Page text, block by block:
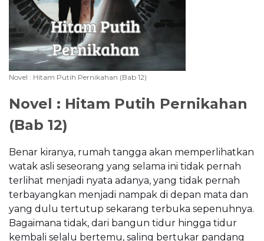
Novel : Hitam Putih Pernikahan (Bab 12)
Novel : Hitam Putih Pernikahan
(Bab 12)
Benar kiranya, rumah tangga akan memperlihatkan
watak asli seseorang yang selama ini tidak pernah
terlihat menjadi nyata adanya, yang tidak pernah
terbayangkan menjadi nampak di depan mata dan
yang dulu tertutup sekarang terbuka sepenuhnya.
Bagaimana tidak, dari bangun tidur hingga tidur
kembali selalu bertemu, saling bertukar pandang